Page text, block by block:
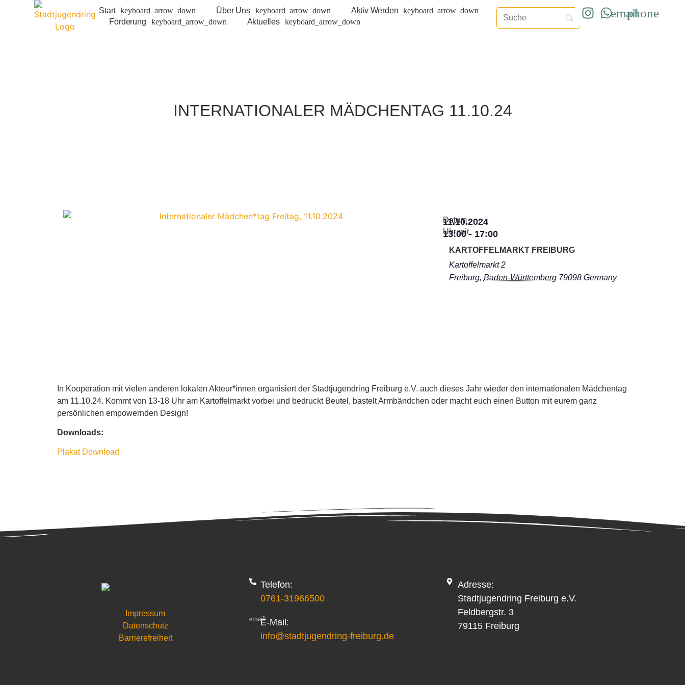
Start Über Uns
Aktiv Werden
Förderung
Aktuelles
INTERNATIONALER MÄDCHENTAG 11.10.24
Datum
11.10.2024
Uhrzeit
13:00 - 17:00
KARTOFFELMARKT FREIBURG
Kartoffelmarkt 2
Freiburg, Baden-Württemberg 79098 Germany
In Kooperation mit vielen anderen lokalen Akteur*innen organisiert der Stadtjugendring Freiburg e.V. auch dieses Jahr wieder den internationalen Mädchentag
am 11.10.24. Kommt von 13-18 Uhr am Kartoffelmarkt vorbei und bedruckt Beutel, bastelt Armbändchen oder macht euch einen Button mit eurem ganz
persönlichen empowernden Design!
Downloads:
Plakat Download
Impressum
Datenschutz
Barrierefreiheit
Telefon:
0761-31966500
E-Mail:
info@stadtjugendring-freiburg.de
Adresse:
Stadtjugendring Freiburg e.V.
Feldbergstr. 3
79115 Freiburg